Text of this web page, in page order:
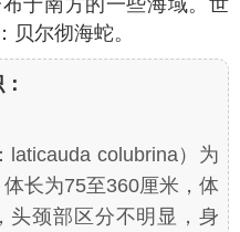
贝尔彻海蛇。
laticauda colubrina ）为
长为75至360厘米，体
头颈部区分不明显，身